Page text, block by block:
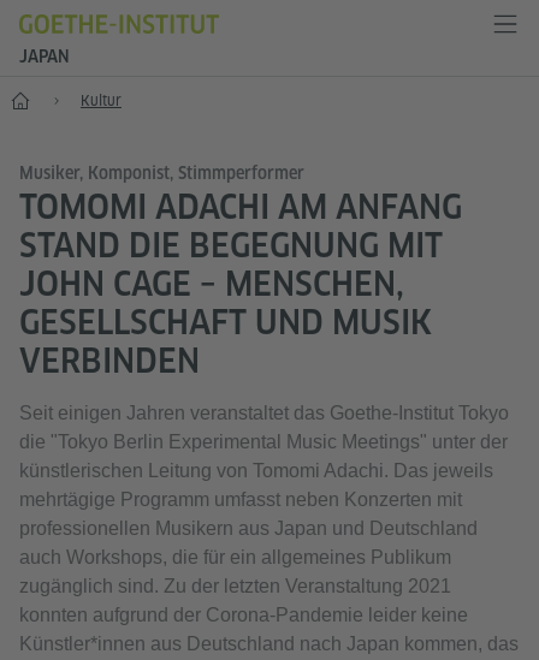
JAPAN
Start Kultur
Musiker, Komponist, Stimmperformer
TOMOMI ADACHI AM ANFANG
STAND DIE BEGEGNUNG MIT
JOHN CAGE – MENSCHEN,
GESELLSCHAFT UND MUSIK
VERBINDEN
Seit einigen Jahren veranstaltet das Goethe-Institut Tokyo
die "Tokyo Berlin Experimental Music Meetings" unter der
künstlerischen Leitung von Tomomi Adachi. Das jeweils
mehrtägige Programm umfasst neben Konzerten mit
professionellen Musikern aus Japan und Deutschland
auch Workshops, die für ein allgemeines Publikum
zugänglich sind. Zu der letzten Veranstaltung 2021
konnten aufgrund der Corona-Pandemie leider keine
Künstler*innen aus Deutschland nach Japan kommen, das